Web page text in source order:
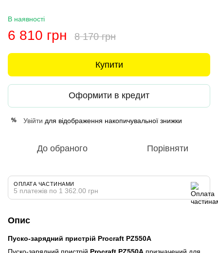
В наявності
6 810 грн 8 170 грн
Купити
Оформити в кредит
% Увійти для відображення накопичувальної знижки
До обраного Порівняти
ОПЛАТА ЧАСТИНАМИ
5 платежів по 1 362.00 грн
Опис
Пуско-зарядний пристрій Procraft PZ550A
Пуско-зарядний пристрій Procraft PZ550A призначений для